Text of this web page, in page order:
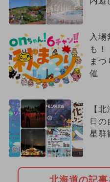
入場
も！
ま
催
【
日
星群
北海道の記